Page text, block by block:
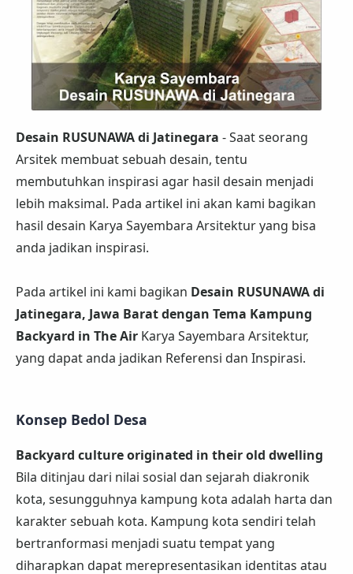
Desain RUSUNAWA di Jatinegara - Saat seorang
Arsitek membuat sebuah desain, tentu
membutuhkan inspirasi agar hasil desain menjadi
lebih maksimal. Pada artikel ini akan kami bagikan
hasil desain Karya Sayembara Arsitektur yang bisa
anda jadikan inspirasi.
Pada artikel ini kami bagikan Desain RUSUNAWA di
Jatinegara, Jawa Barat dengan Tema Kampung
Backyard in The Air Karya Sayembara Arsitektur,
yang dapat anda jadikan Referensi dan Inspirasi.
Konsep Bedol Desa
Backyard culture originated in their old dwelling
Bila ditinjau dari nilai sosial dan sejarah diakronik
kota, sesungguhnya kampung kota adalah harta dan
karakter sebuah kota. Kampung kota sendiri telah
bertranformasi menjadi suatu tempat yang
diharapkan dapat merepresentasikan identitas atau